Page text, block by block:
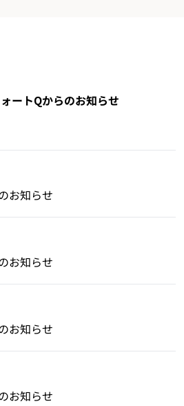
ートQからのお知らせ
お知らせ
お知らせ
お知らせ
お知らせ